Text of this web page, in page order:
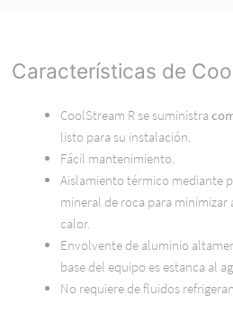
Características de
CoolStream R se suministra
listo para su instalación.
Fácil mantenimiento.
Aislamiento térmico mediante
mineral de roca para minimizar
calor.
Envolvente de aluminio
base del equipo es estanca al
No requiere de fluidos